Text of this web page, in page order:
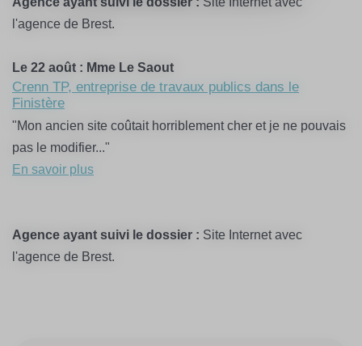
l'agence de Brest.
Le 22 août : Mme Le Saout
Crenn TP, entreprise de travaux publics dans le
Finistère
"Mon ancien site coûtait horriblement cher et je ne pouvais
pas le modifier..."
En savoir plus
Agence ayant suivi le dossier : Site Internet avec
l'agence de Brest.